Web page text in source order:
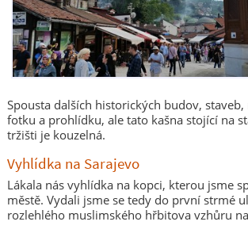
Spousta dalších historických budov,
fotku a prohlídku, ale tato kašna stojící na
tržišti je kouzelná.
Vyhlídka na Sarajevo
Lákala nás vyhlídka na kopci, kterou jsme
městě. Vydali jsme se tedy do první strmé
rozlehlého muslimského hřbitova vzhůru